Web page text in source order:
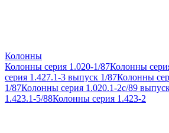
Колонны
Колонны серия 1.020-1/87Колонны
серия 1.427.1-3 выпуск 1/87Колонны
1/87Колонны серия 1.020.1-2с/89
1.423.1-5/88Колонны серия 1.423-2